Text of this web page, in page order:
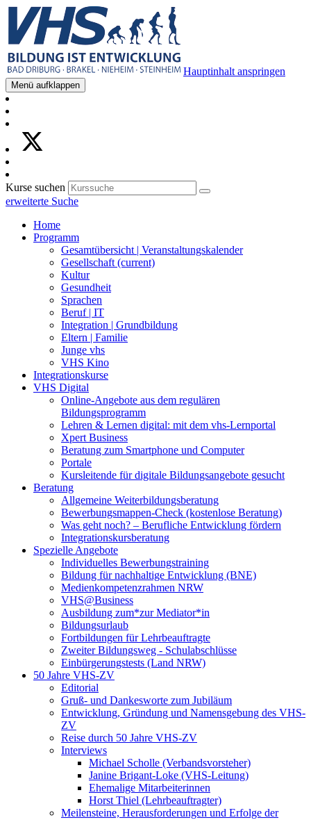
Hauptinhalt anspringen
Menü aufklappen
Kurse suchen
erweiterte Suche
Home
Programm
Gesamtübersicht | Veranstaltungskalender
Gesellschaft (current)
Kultur
Gesundheit
Sprachen
Beruf | IT
Integration | Grundbildung
Eltern | Familie
Junge vhs
VHS Kino
Integrationskurse
VHS Digital
Online-Angebote aus dem regulären
Bildungsprogramm
Lehren & Lernen digital: mit dem vhs-Lernportal
Xpert Business
Beratung zum Smartphone und Computer
Portale
Kursleitende für digitale Bildungsangebote gesucht
Beratung
Allgemeine Weiterbildungsberatung
Bewerbungsmappen-Check (kostenlose Beratung)
Was geht noch? – Berufliche Entwicklung fördern
Integrationskursberatung
Spezielle Angebote
Individuelles Bewerbungstraining
Bildung für nachhaltige Entwicklung (BNE)
Medienkompetenzrahmen NRW
VHS@Business
Ausbildung zum*zur Mediator*in
Bildungsurlaub
Fortbildungen für Lehrbeauftragte
Zweiter Bildungsweg - Schulabschlüsse
Einbürgerungstests (Land NRW)
50 Jahre VHS-ZV
Editorial
Gruß- und Dankesworte zum Jubiläum
Entwicklung, Gründung und Namensgebung des VHS-
ZV
Reise durch 50 Jahre VHS-ZV
Interviews
Michael Scholle (Verbandsvorsteher)
Janine Brigant-Loke (VHS-Leitung)
Ehemalige Mitarbeiterinnen
Horst Thiel (Lehrbeauftragter)
Meilensteine, Herausforderungen und Erfolge der